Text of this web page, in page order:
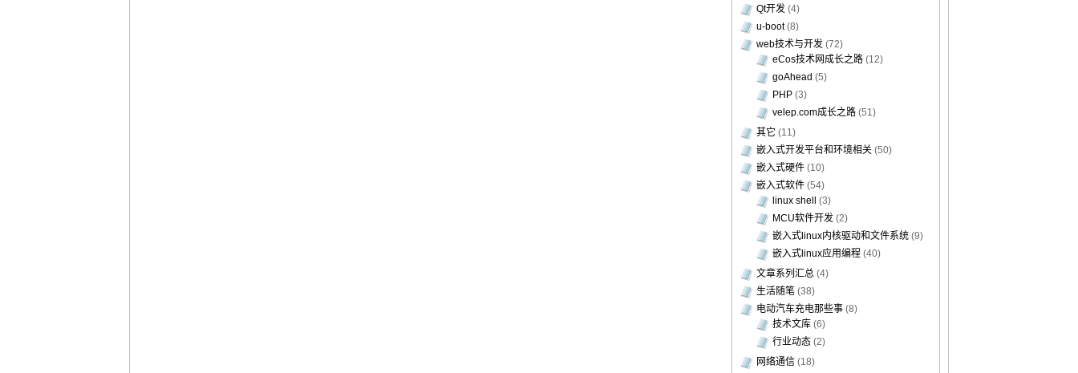
Qt开发 (4)
u-boot(8)
web技术与开发 (72)
eCos技术网成长之路 (12)
goAhead (5)
PHP (3)
velep.com成长之路 (51)
其它 (11)
嵌入式开发平台和环境相关 (50)
嵌入式硬件 (10)
嵌入式软件 (54)
linux shell
(3)
MCU软件开发 (2)
嵌入式linux内核驱动和文件系统 (9)
嵌入式linux应用编程 (40)
文章系列汇总 (4)
生活随笔 (38)
电动汽车充电那些事 (8)
技术文库 (6)
行业动态 (2)
网络通信 (18)